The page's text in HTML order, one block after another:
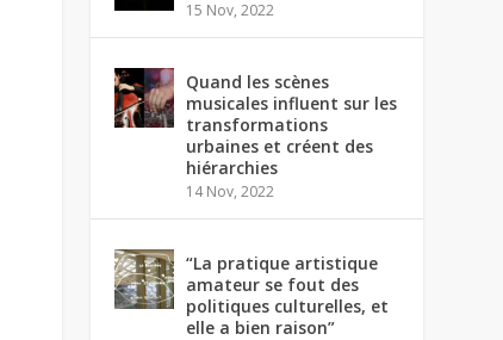
15 Nov, 2022
Quand les scènes
musicales influent sur les
transformations
urbaines et créent des
hiérarchies
14 Nov, 2022
“La pratique artistique
amateur se fout des
politiques culturelles, et
elle a bien raison”